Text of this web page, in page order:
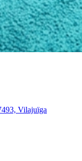
Vilajuïga